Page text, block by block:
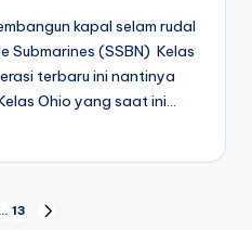
kapal selam rudal
Submarines (SSBN) Kelas
terbaru ini nantinya
Ohio yang saat ini…
… 13